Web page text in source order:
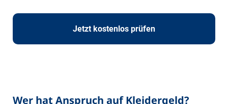
Jetzt kostenlos prüfen
Wer hat Anspruch auf Kleidergeld?